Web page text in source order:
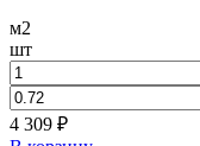
м2
шт
4 309 ₽